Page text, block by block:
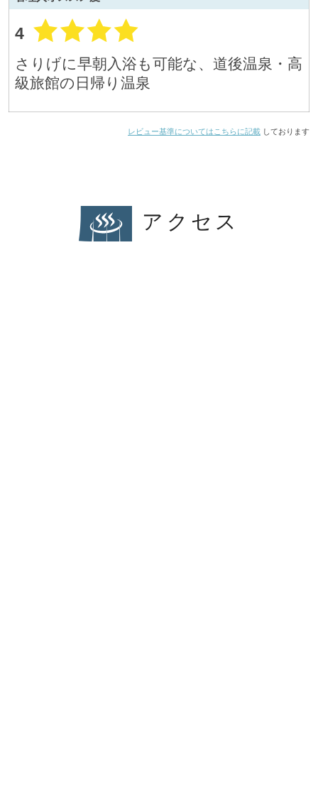
4
さりげに早朝入浴も可能な、道後温泉・高
級旅館の日帰り温泉
レビュー基準についてはこちらに記載 しております
アクセス